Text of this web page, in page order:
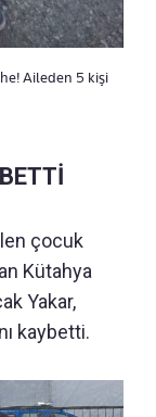
Aileden 5 kişi
çocuk
Kütahya
Yakar,
kaybetti.